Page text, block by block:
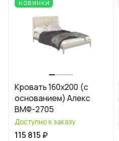
НОВИНКИ
Кровать 160х200 (с
основанием) Алекс
ВМФ-2705
Доступно к заказу
115 815 ₽